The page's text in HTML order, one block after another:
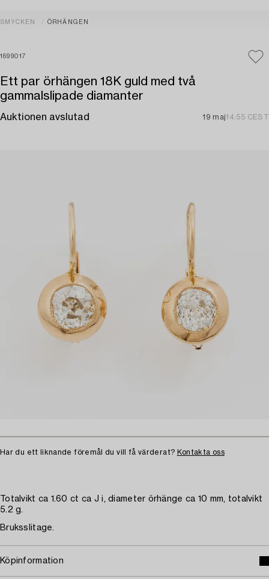
SMYCKEN ÖRHÄNGEN
1699017
Ett par örhängen 18K guld med två
gammalslipade diamanter
Auktionen avslutad 19 maj14:55 CEST
Har du ett liknande föremål du vill få värderat? Kontakta oss
Totalvikt ca 1.60 ct ca J i, diameter örhänge ca 10 mm, totalvikt
5.2 g.
Bruksslitage.
Köpinformation